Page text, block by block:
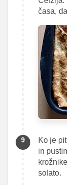
časa,
Ko je
in
solato.